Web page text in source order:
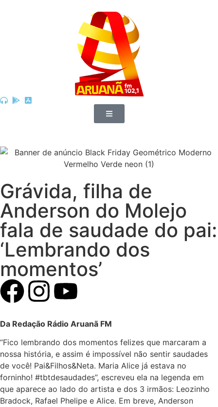
Grávida, filha de
Anderson do Molejo
fala de saudade do pai:
‘Lembrando dos
momentos’
Da Redação Rádio Aruanã FM
“Fico lembrando dos momentos felizes que marcaram a
nossa história, e assim é impossível não sentir saudades
de você! Pai&Filhos&Neta. Maria Alice já estava no
forninho! #tbtdesaudades”, escreveu ela na legenda em
que aparece ao lado do artista e dos 3 irmãos: Leozinho
Bradock, Rafael Phelipe e Alice. Em breve, Anderson